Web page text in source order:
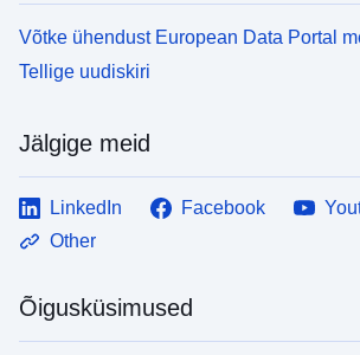
120066022-
404b-b9f7-
Võtke ühendust European Data Portal
Tellige uudiskiri
Jälgige meid
LinkedIn Facebook
Other
Õigusküsimused